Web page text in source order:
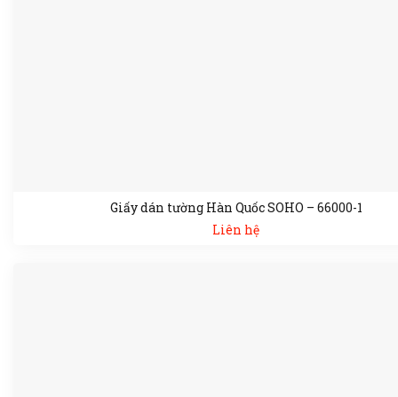
Giấy dán tường Hàn Quốc SOHO – 66000-1
Liên hệ